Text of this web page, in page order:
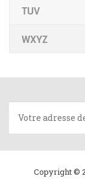
TUV
WXYZ
Copyright ©